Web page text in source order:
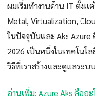
ผมเริ่มทำงานด้าน IT ตั้งแ
Metal, Virtualization,
ในปัจจุบันและ Aks
2026 เป็นหนึ่งในเทคโนโ
วิธีที่เราสร้างและดูแลระบ
อ่านเพิ่ม: Azure Aks คืออ